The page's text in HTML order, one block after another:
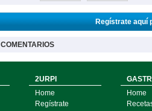
Regístrate aquí
COMENTARIOS
2URPI
Home
Regístrate
Home